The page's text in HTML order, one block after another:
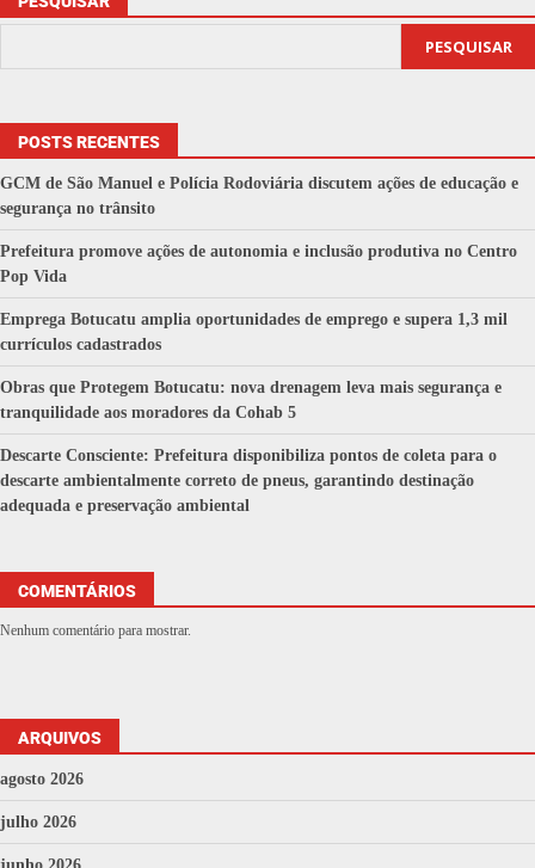
PESQUISAR
POSTS RECENTES
GCM de São Manuel e Polícia Rodoviária discutem ações de educação e
segurança no trânsito
Prefeitura promove ações de autonomia e inclusão produtiva no Centro
Pop Vida
Emprega Botucatu amplia oportunidades de emprego e supera 1,3 mil
currículos cadastrados
Obras que Protegem Botucatu: nova drenagem leva mais segurança e
tranquilidade aos moradores da Cohab 5
Descarte Consciente: Prefeitura disponibiliza pontos de coleta para o
descarte ambientalmente correto de pneus, garantindo destinação
adequada e preservação ambiental
COMENTÁRIOS
Nenhum comentário para mostrar.
ARQUIVOS
agosto 2026
julho 2026